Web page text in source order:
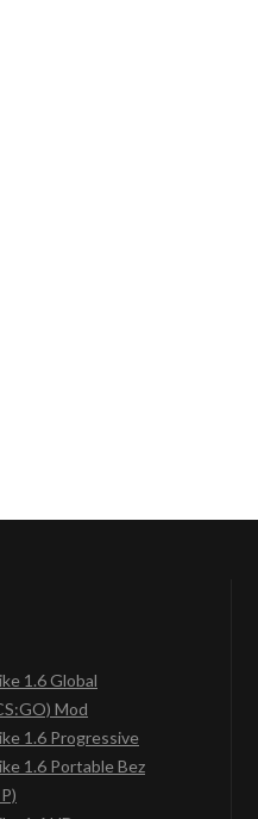
1.6 Global
Mod
1.6 Progressive
1.6 Portable Bez